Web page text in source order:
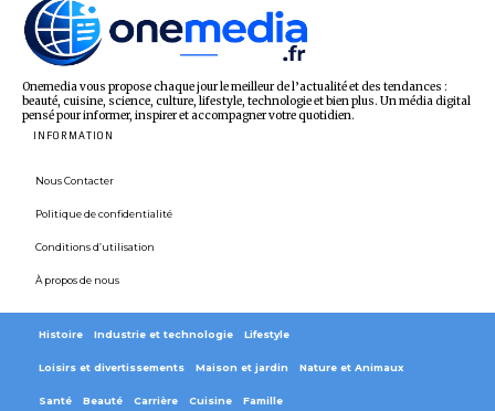
Onemedia vous propose chaque jour le meilleur de l’actualité et des tendances :
beauté, cuisine, science, culture, lifestyle, technologie et bien plus. Un média digital
pensé pour informer, inspirer et accompagner votre quotidien.
INFORMATION
Nous Contacter
Politique de confidentialité
Conditions d’utilisation
À propos de nous
Histoire Industrie et technologie Lifestyle
Loisirs et divertissements Maison et jardin Nature et Animaux
Santé Beauté Carrière Cuisine Famille